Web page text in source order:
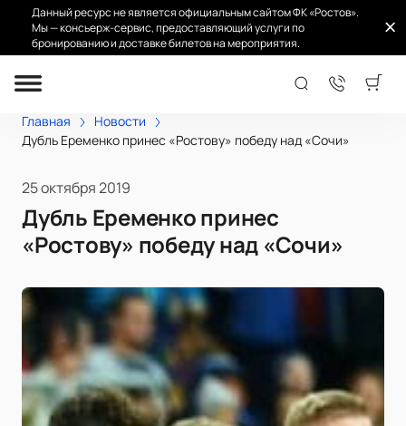
Данный ресурс не является официальным сайтом ФК «Ростов».
Мы — консьерж-сервис, предоставляющий услуги по
бронированию и доставке билетов на мероприятия.
Главная
Новости
Дубль Еременко принес «Ростову» победу над «Сочи»
25 октября 2019
Дубль Еременко принес
«Ростову» победу над «Сочи»